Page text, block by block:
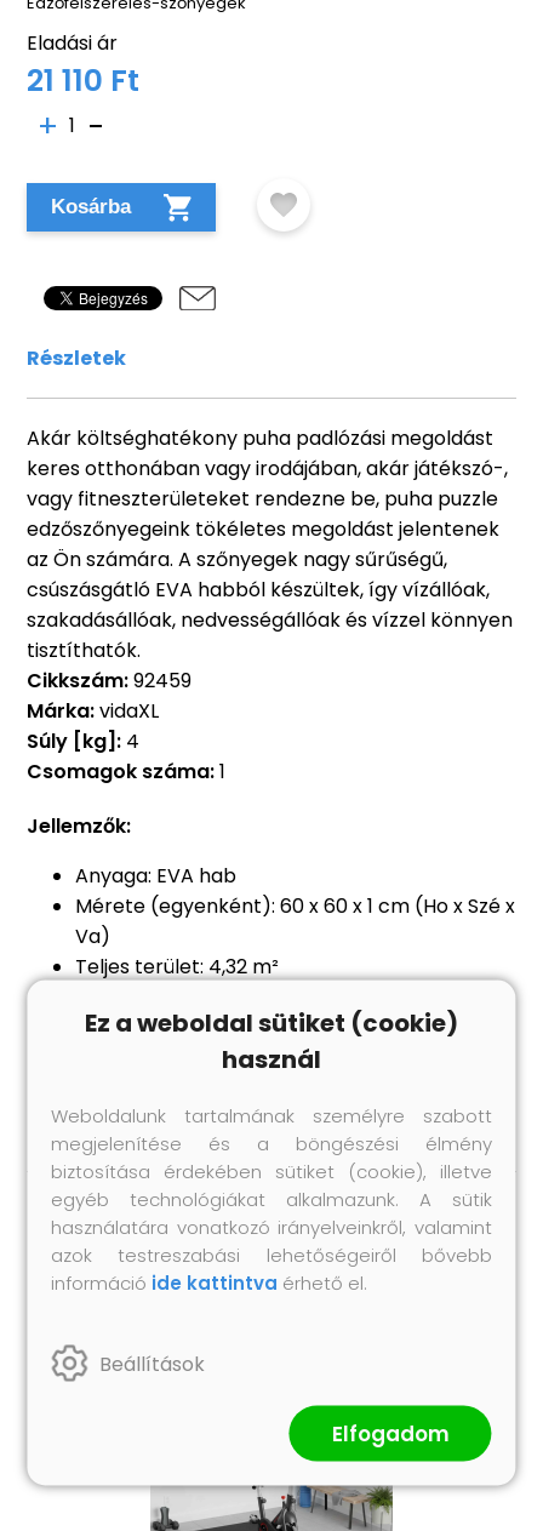
Eladási ár
21 110 Ft
1
Kosárba
Részletek
Akár költséghatékony puha padlózási megoldást
keres otthonában vagy irodájában, akár játékszó-,
vagy fitneszterületeket rendezne be, puha puzzle
edzőszőnyegeink tökéletes megoldást jelentenek
az Ön számára. A szőnyegek nagy sűrűségű,
csúszásgátló EVA habból készültek, így vízállóak,
szakadásállóak, nedvességállóak és vízzel könnyen
tisztíthatók.
Cikkszám:92459
Márka:vidaXL
Súly [kg]: 4
Csomagok száma:1
Jellemzők:
Anyaga: EVA hab
Mérete (egyenként): 60 x 60 x 1 cm (Ho x Szé x
Va)
Teljes terület: 4,32 m²
Puha és vízálló
A csomag tartalma:
Hasonló termékek
Ez a weboldal sütiket (cookie)
használ
Weboldalunk tartalmának személyre szabott
megjelenítése és a böngészési élmény
biztosítása érdekében sütiket (cookie), illetve
egyéb technológiákat alkalmazunk. A sütik
használatára vonatkozó irányelveinkről, valamint
azok testreszabási lehetőségeiről bővebb
információ ide kattintva érhető el.
Beállítások
Elfogadom